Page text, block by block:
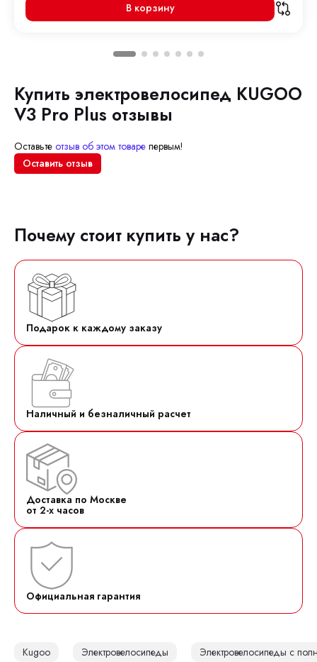
В корзину
Купить электровелосипед KUGOO
V3 Pro Plus отзывы
Оставьте отзыв об этом товаре первым!
Оставить отзыв
Почему стоит купить у нас?
Подарок к каждому заказу
Наличный и безналичный расчет
Доставка по Москве
от 2-х часов
Официальная гарантия
Kugoo Электровелосипеды Электровелосипеды с